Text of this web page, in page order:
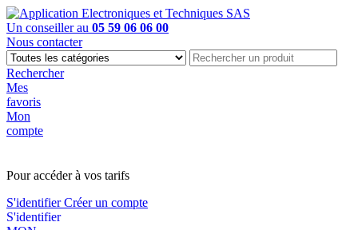
Un conseiller au 05 59 06 06 00
Nous contacter
Rechercher
Mes
favoris
Mon
compte
Pour accéder à vos tarifs
S'identifierCréer un compte
S'identifier